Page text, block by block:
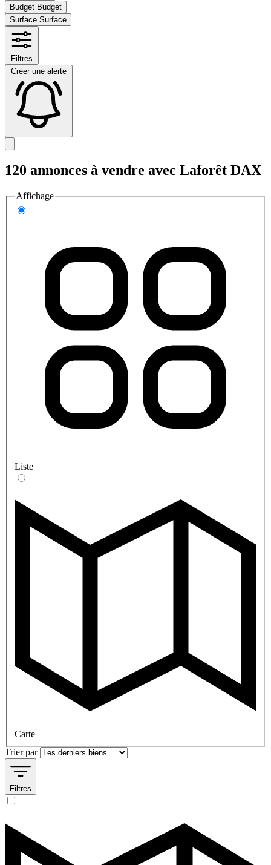
Budget Budget
Surface Surface
Filtres
Créer une alerte
120 annonces à vendre avec Laforêt DAX
Affichage
Liste
Carte
Trier par
Filtres